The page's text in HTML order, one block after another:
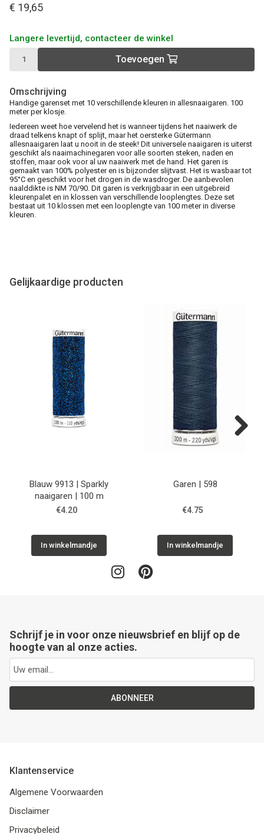
€ 19,65
Langere levertijd, contacteer de winkel
Toevoegen
Omschrijving
Handige garenset met 10 verschillende kleuren in allesnaaigaren. 100
meter per klosje.
Iedereen weet hoe vervelend het is wanneer tijdens het naaiwerk de
draad telkens knapt of splijt, maar het oersterke Gütermann
allesnaaigaren laat u nooit in de steek! Dit universele naaigaren is uiterst
geschikt als naaimachinegaren voor alle soorten steken, naden en
stoffen, maar ook voor al uw naaiwerk met de hand. Het garen is
gemaakt van 100% polyester en is bijzonder slijtvast. Het is wasbaar tot
95°C en geschikt voor het drogen in de wasdroger. De aanbevolen
naalddikte is NM 70/90. Dit garen is verkrijgbaar in een uitgebreid
kleurenpalet en in klossen van verschillende looplengtes. Deze set
bestaat uit 10 klossen met een looplengte van 100 meter in diverse
kleuren.
Gelijkaardige producten
Blauw 9913 | Sparkly
naaigaren | 100 m
€4.20
In winkelmandje
Garen | 598
€4.75
In winkelmandje
Schrijf je in voor onze nieuwsbrief en blijf op de
hoogte van al onze acties.
ABONNEER
Klantenservice
Algemene Voorwaarden
Disclaimer
Privacybeleid